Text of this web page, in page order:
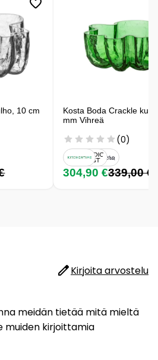
10 cm
Kosta Boda Crackle
mm Vihreä
(0)
304,90 €339,00 €
Kirjoita arvostelu
meidän tietää mitä mieltä
kirjoittamia